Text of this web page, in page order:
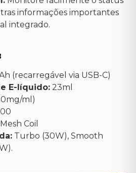
informações importantes
integrado.
(recarregável via USB-C)
E-líquido: 23ml
ml)
Coil
Turbo (30W), Smooth